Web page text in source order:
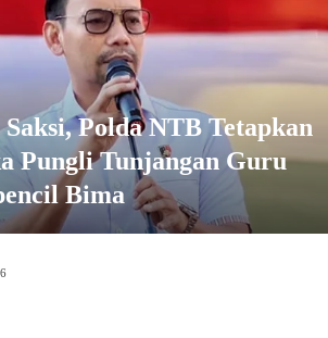
Polda NTB Tetapkan
Pungli Tunjangan Guru
Bima